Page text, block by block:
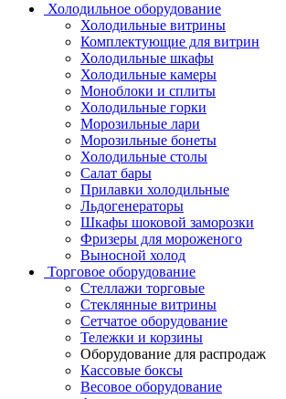
Холодильное оборудование
Холодильные витрины
Комплектующие для витрин
Холодильные шкафы
Холодильные камеры
Моноблоки и сплиты
Холодильные горки
Морозильные лари
Морозильные бонеты
Холодильные столы
Салат бары
Прилавки холодильные
Льдогенераторы
Шкафы шоковой заморозки
Фризеры для мороженого
Выносной холод
Торговое оборудование
Стеллажи торговые
Стеклянные витрины
Сетчатое оборудование
Тележки и корзины
Оборудование для распродаж
Кассовые боксы
Весовое оборудование